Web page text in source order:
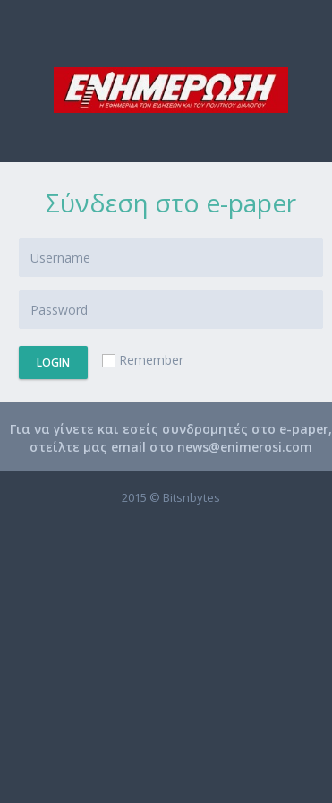
Σύνδεση στο e-paper
LOGIN Remember
Για να γίνετε και εσείς συνδρομητές στο e-paper,
στείλτε μας email στο news@enimerosi.com
2015 © Bitsnbytes